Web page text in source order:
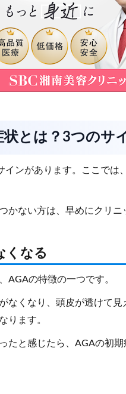
状とは？3つのサ
ンがあります。ここでは
かない方は、早めにクリニ
くなる
AGAの特徴の一つです。
なくなり、頭皮が透けて
ります。
たと感じたら、AGAの初期